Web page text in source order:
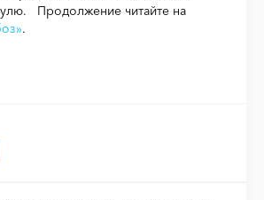
Продолжение читайте на
.